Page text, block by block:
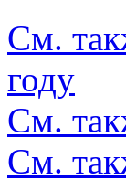
См.
году
См.
См.